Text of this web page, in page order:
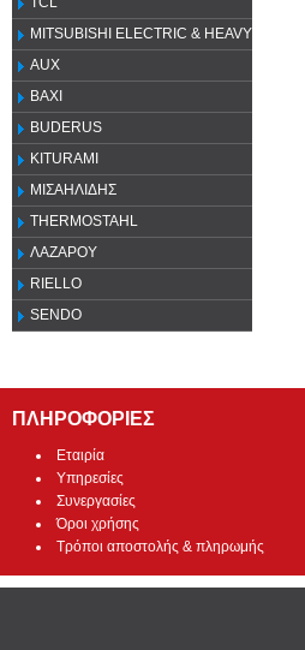
MITSUBISHI ELECTRIC & HEAVY
AUX
ΒΑΧΙ
BUDERUS
KITURAMI
ΜΙΣΑΗΛΙΔΗΣ
THERMOSTAHL
ΛΑΖΑΡΟΥ
RIELLO
SENDO
ΠΛΗΡΟΦΟΡΙΕΣ
Εταιρία
Υπηρεσίες
Συνεργασίες
Όροι χρήσης
Τρόποι αποστολής & πληρωμής